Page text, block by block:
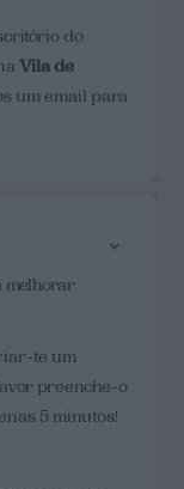
do
Vila de
um email para
melhorar
te um
preenche-o
5 minutos!